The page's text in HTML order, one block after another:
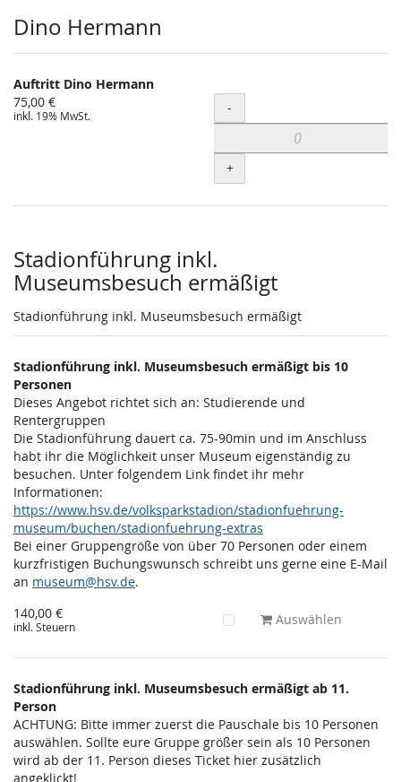
Dino Hermann
Auftritt Dino Hermann
75,00 €
inkl. 19% MwSt. Menge
-
+
Stadionführung inkl.
Museumsbesuch ermäßigt
Stadionführung inkl. Museumsbesuch ermäßigt
Stadionführung inkl. Museumsbesuch ermäßigt bis 10
Personen
Dieses Angebot richtet sich an: Studierende und
Rentergruppen
Die Stadionführung dauert ca. 75-90min und im Anschluss
habt ihr die Möglichkeit unser Museum eigenständig zu
besuchen. Unter folgendem Link findet ihr mehr
Informationen:
https://www.hsv.de/volksparkstadion/stadionfuehrung-
museum/buchen/stadionfuehrung-extras
Bei einer Gruppengröße von über 70 Personen oder einem
kurzfristigen Buchungswunsch schreibt uns gerne eine E-Mail
an museum@hsv.de.
140,00 €
inkl. Steuern Auswählen
Stadionführung inkl. Museumsbesuch ermäßigt ab 11.
Person
ACHTUNG: Bitte immer zuerst die Pauschale bis 10 Personen
auswählen. Sollte eure Gruppe größer sein als 10 Personen
wird ab der 11. Person dieses Ticket hier zusätzlich
angeklickt!